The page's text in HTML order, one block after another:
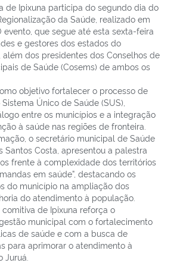
de Ipixuna participa do segundo dia do
da Saúde, realizado em
evento, que segue até esta sexta-feira
e gestores dos estados do
além dos presidentes dos Conselhos de
de Saúde (Cosems) de ambos os
objetivo fortalecer o processo de
Único de Saúde (SUS),
entre os municípios e a integração
à saúde nas regiões de fronteira.
o secretário municipal de Saúde
Santos Costa, apresentou a palestra
frente à complexidade dos territórios
em saúde”, destacando os
do município na ampliação dos
do atendimento à população.
de Ipixuna reforça o
municipal com o fortalecimento
de saúde e com a busca de
para aprimorar o atendimento à
Juruá.